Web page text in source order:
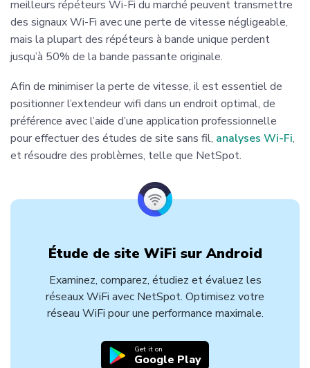
meilleurs répéteurs Wi-Fi du marché peuvent transmettre
des signaux Wi-Fi avec une perte de vitesse négligeable,
mais la plupart des répéteurs à bande unique perdent
jusqu’à 50% de la bande passante originale.
Afin de minimiser la perte de vitesse, il est essentiel de
positionner l’extendeur wifi dans un endroit optimal, de
préférence avec l’aide d’une application professionnelle
pour effectuer des études de site sans fil, analyses Wi-Fi,
et résoudre des problèmes, telle que NetSpot.
Étude de site WiFi sur Android
Examinez, comparez, étudiez et évaluez les
réseaux WiFi avec NetSpot. Optimisez votre
réseau WiFi pour une performance maximale.
Get it on
Google Play